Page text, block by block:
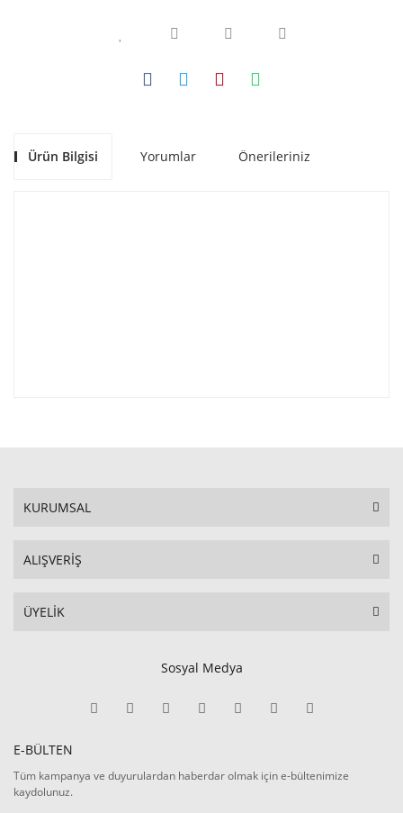
Ürün Bilgisi Yorumlar Önerileriniz
KURUMSAL
ALIŞVERİŞ
ÜYELİK
Sosyal Medya
E-BÜLTEN
Tüm kampanya ve duyurulardan haberdar olmak için e-bültenimize
kaydolunuz.